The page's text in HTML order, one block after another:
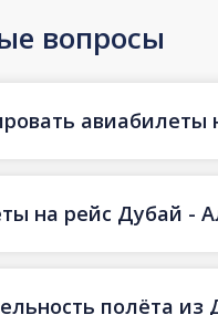
вопросы
на рейс Дубай -
полёта из